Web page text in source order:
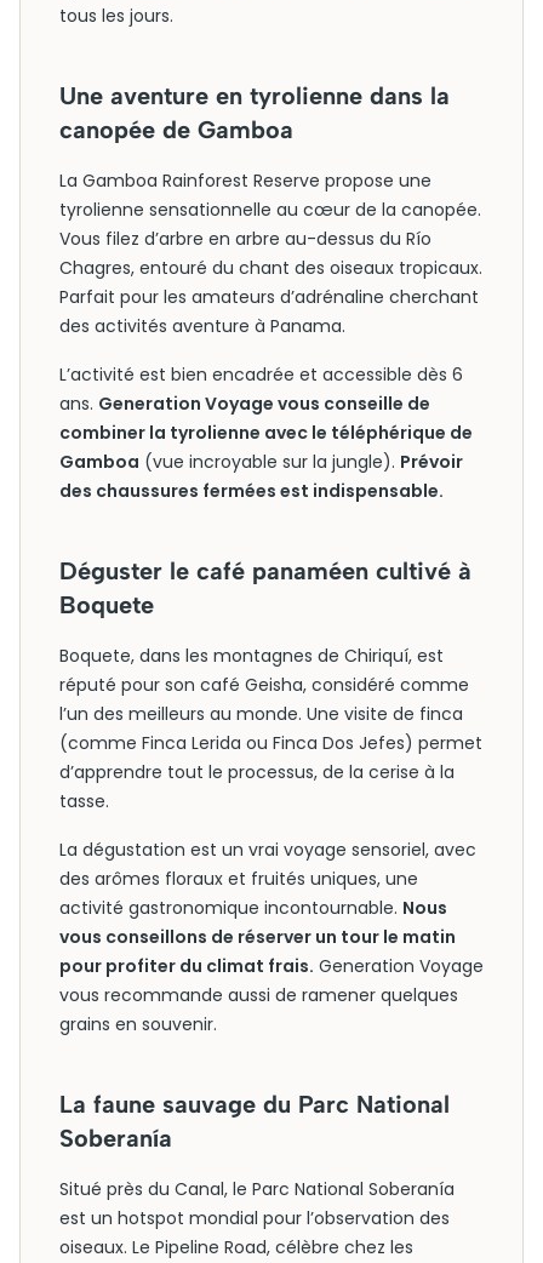
tous les jours.
Une aventure en tyrolienne dans la
canopée de Gamboa
La Gamboa Rainforest Reserve propose une
tyrolienne sensationnelle au cœur de la canopée.
Vous filez d’arbre en arbre au-dessus du Río
Chagres, entouré du chant des oiseaux tropicaux.
Parfait pour les amateurs d’adrénaline cherchant
des activités aventure à Panama.
L’activité est bien encadrée et accessible dès 6
ans. Generation Voyage vous conseille de
combiner la tyrolienne avec le téléphérique de
Gamboa (vue incroyable sur la jungle). Prévoir
des chaussures fermées est indispensable.
Déguster le café panaméen cultivé à
Boquete
Boquete, dans les montagnes de Chiriquí, est
réputé pour son café Geisha, considéré comme
l’un des meilleurs au monde. Une visite de finca
(comme Finca Lerida ou Finca Dos Jefes) permet
d’apprendre tout le processus, de la cerise à la
tasse.
La dégustation est un vrai voyage sensoriel, avec
des arômes floraux et fruités uniques, une
activité gastronomique incontournable. Nous
vous conseillons de réserver un tour le matin
pour profiter du climat frais. Generation Voyage
vous recommande aussi de ramener quelques
grains en souvenir.
La faune sauvage du Parc National
Soberanía
Situé près du Canal, le Parc National Soberanía
est un hotspot mondial pour l’observation des
oiseaux. Le Pipeline Road, célèbre chez les